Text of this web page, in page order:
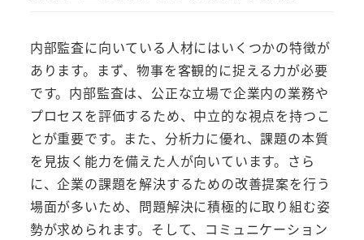
内部監査に向いている人材にはいくつかの特徴が
あります。まず、物事を客観的に捉える力が必要
です。内部監査は、公正な立場で企業内の業務や
プロセスを評価するため、中立的な視点を持つこ
とが重要です。また、分析力に優れ、課題の本質
を見抜く能力を備えた人が向いています。さら
に、企業の課題を解決するための改善提案を行う
場面が多いため、問題解決に積極的に取り組む姿
勢が求められます。そして、コミュニケーション